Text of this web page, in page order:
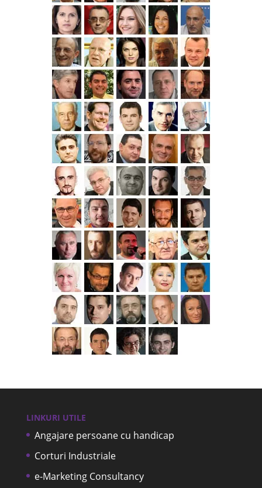
LINKURI UTILE
Angajare persoane cu handicap
Corturi Industriale
e-Marketing Consultancy